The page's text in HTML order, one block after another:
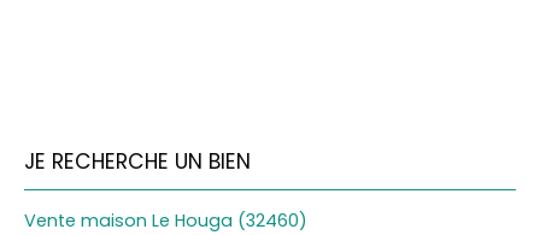
JE RECHERCHE UN BIEN
Vente maison Le Houga (32460)